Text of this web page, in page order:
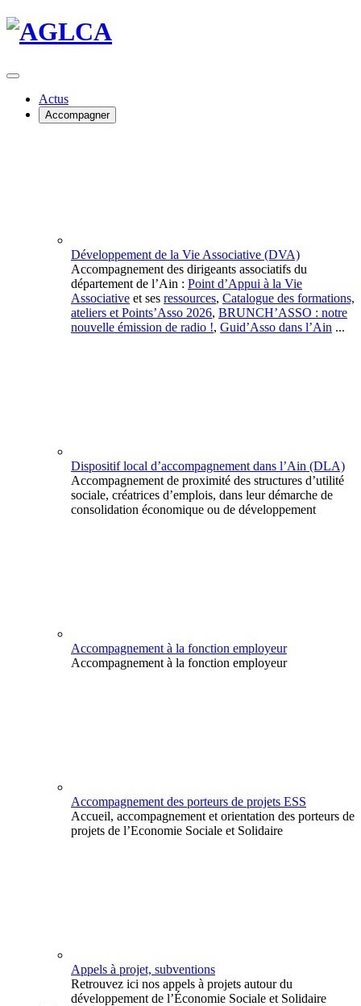
Actus
Accompagner
Développement de la Vie Associative (DVA)
Accompagnement des dirigeants associatifs du
département de l’Ain : Point d’Appui à la Vie
Associative et ses ressources, Catalogue des formations,
ateliers et Points’Asso 2026, BRUNCH’ASSO : notre
nouvelle émission de radio !, Guid’Asso dans l’Ain ...
Dispositif local d’accompagnement dans l’Ain (DLA)
Accompagnement de proximité des structures d’utilité
sociale, créatrices d’emplois, dans leur démarche de
consolidation économique ou de développement
Accompagnement à la fonction employeur
Accompagnement à la fonction employeur
Accompagnement des porteurs de projets ESS
Accueil, accompagnement et orientation des porteurs de
projets de l’Economie Sociale et Solidaire
Appels à projet, subventions
Retrouvez ici nos appels à projets autour du
développement de l’Économie Sociale et Solidaire